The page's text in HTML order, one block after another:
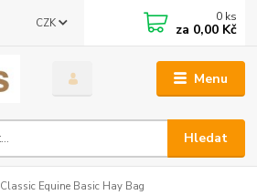
Menu
CZK
Hledat
0 ks
za 0,00 Kč
Classic Equine Basic Hay Bag